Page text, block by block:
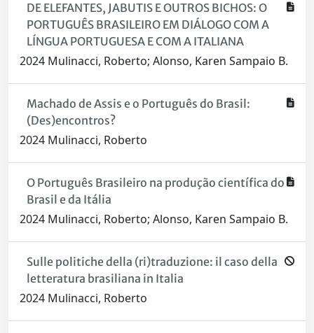
DE ELEFANTES, JABUTIS E OUTROS BICHOS: O
PORTUGUÊS BRASILEIRO EM DIÁLOGO COM A
LÍNGUA PORTUGUESA E COM A ITALIANA
2024 Mulinacci, Roberto; Alonso, Karen Sampaio B.
Machado de Assis e o Português do Brasil:
(Des)encontros?
2024 Mulinacci, Roberto
O Português Brasileiro na produção científica do
Brasil e da Itália
2024 Mulinacci, Roberto; Alonso, Karen Sampaio B.
Sulle politiche della (ri)traduzione: il caso della
letteratura brasiliana in Italia
2024 Mulinacci, Roberto